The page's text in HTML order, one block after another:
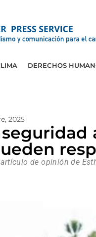
DERECHOS
2025
de opinión de